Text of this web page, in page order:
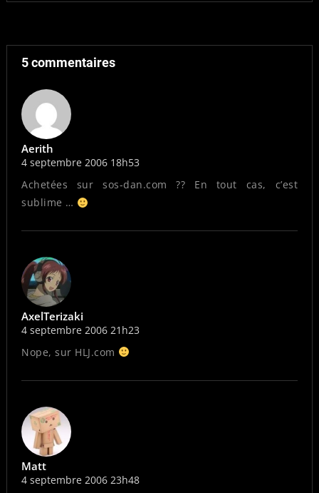
5 commentaires
Aerith
4 septembre 2006 18h53
Achetées sur sos-dan.com ?? En tout cas, c’est
sublime …
AxelTerizaki
4 septembre 2006 21h23
Nope, sur HLJ.com
Matt
4 septembre 2006 23h48